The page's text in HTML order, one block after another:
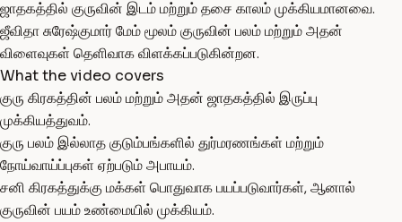
ஜாதகத்தில் குருவின் இடம் மற்றும் தசை காலம் முக்கியமானவை.
ஜீவிதா சுரேஷ்குமார் மேம் மூலம் குருவின் பலம் மற்றும் அதன்
விளைவுகள் தெளிவாக விளக்கப்படுகின்றன.
What the video covers
குரு கிரகத்தின் பலம் மற்றும் அதன் ஜாதகத்தில் இருப்பு
முக்கியத்துவம்.
குரு பலம் இல்லாத குடும்பங்களில் துர்மரணங்கள் மற்றும்
நோய்வாய்ப்புகள் ஏற்படும் அபாயம்.
சனி கிரகத்துக்கு மக்கள் பொதுவாக பயப்படுவார்கள், ஆனால்
குருவின் பயம் உண்மையில் முக்கியம்.